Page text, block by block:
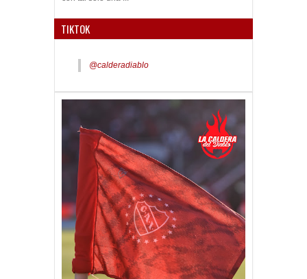
TIKTOK
@calderadiablo